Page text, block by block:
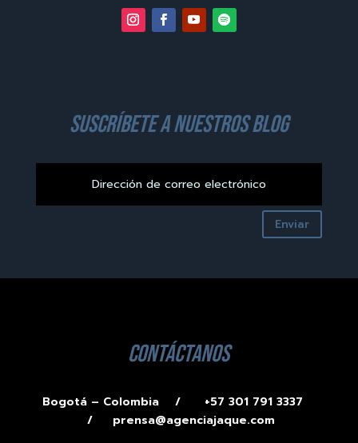
suscríbete a nuestros blog
Enviar
contáctanos
Bogotá – Colombia /
+57 301 791 3337
/ prensa@agenciajaque.com